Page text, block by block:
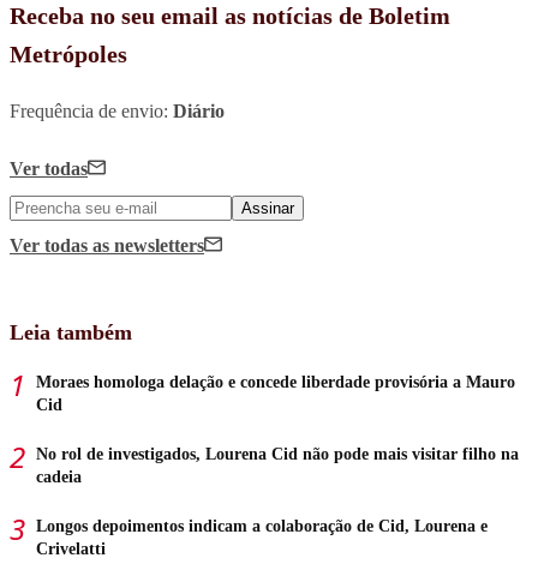
Receba no seu email as notícias de Boletim
Metrópoles
Frequência de envio: Diário
Ver todas
Assinar
Ver todas as newsletters
Leia também
Moraes homologa delação e concede liberdade provisória a Mauro
Cid
No rol de investigados, Lourena Cid não pode mais visitar filho na
cadeia
Longos depoimentos indicam a colaboração de Cid, Lourena e
Crivelatti